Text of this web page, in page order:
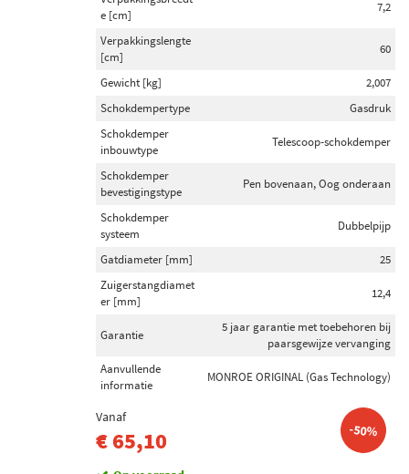
e [cm]
7,2
Verpakkingslengte
[cm]
60
Gewicht [kg]
2,007
Schokdempertype
Gasdruk
Schokdemper
inbouwtype
Telescoop-schokdemper
Schokdemper
bevestigingstype
Pen bovenaan, Oog onderaan
Schokdemper
systeem
Dubbelpijp
Gatdiameter [mm]
25
Zuigerstangdiamet
er [mm]
12,4
Garantie
5 jaar garantie met toebehoren bij
paarsgewijze vervanging
Aanvullende
informatie
MONROE ORIGINAL (Gas Technology)
Vanaf
€ 65,10 -50%